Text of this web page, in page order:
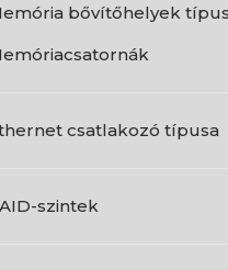
bővítőhelyek
csatlakozó típusa
szintek